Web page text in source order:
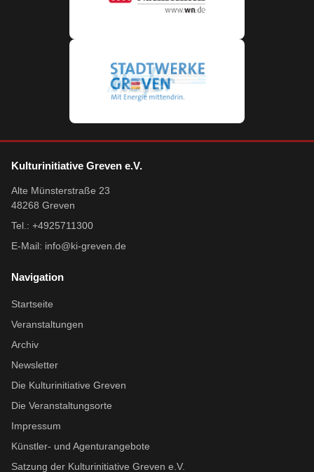
Kulturinitiative Greven e.V.
Alte Münsterstraße 23
48268 Greven
Tel.: +4925711300
E-Mail: info@ki-greven.de
Navigation
Startseite
Veranstaltungen
Archiv
Newsletter
Die Kulturinitiative Greven
Die Veranstaltungsorte
Impressum
Künstler- und Agenturangebote
Satzung der Kulturinitiative Greven e.V.